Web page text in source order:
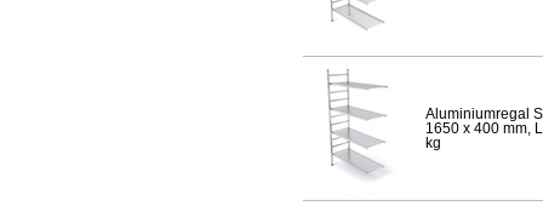
Aluminiumregal
1650 x 400 mm,
kg